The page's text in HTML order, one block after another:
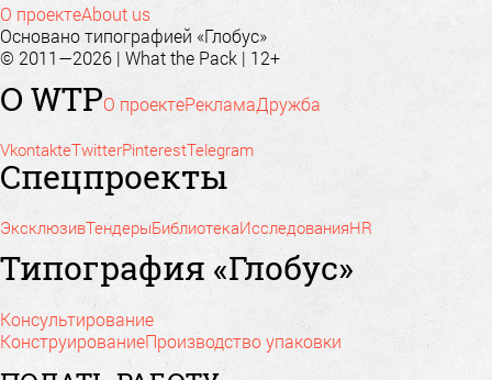
О проектеAbout us
Основано типографией «Глобус»
© 2011—2026 | What the Pack | 12+
О WTPО проектеРекламаДружба
VkontakteTwitterPinterestTelegram
Спецпроекты
ЭксклюзивТендерыБиблиотекаИсследованияHR
Типография «Глобус»
Консультирование
КонструированиеПроизводство упаковки